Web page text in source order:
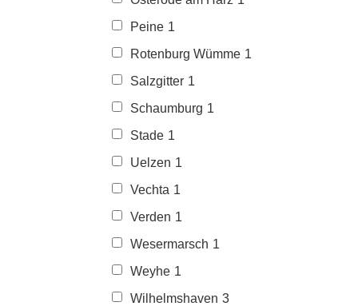
Peine 1
Rotenburg Wümme 1
Salzgitter 1
Schaumburg 1
Stade 1
Uelzen 1
Vechta 1
Verden 1
Wesermarsch 1
Weyhe 1
Wilhelmshaven 3